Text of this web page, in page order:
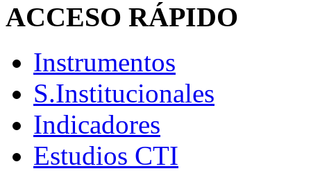
ACCESO RÁPIDO
Instrumentos
S.Institucionales
Indicadores
Estudios CTI